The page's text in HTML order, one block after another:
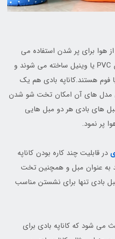
هوا برای پر شدن استفاده می
شود. این مبل ها معمولاً از جنس PVC یا وینیل ساخته می شوند و
فوم هستند.کاناپه بادی هم یک
مدل های آن امکان تخت شو شدن
های بادی هر دو مبل هایی
پر نمود.
در قابلیت چند کاره بودن کاناپه
به عنوان مبل و همچنین تخت
بادی تنها برای نشستن مناسب
می شود که کاناپه بادی برای